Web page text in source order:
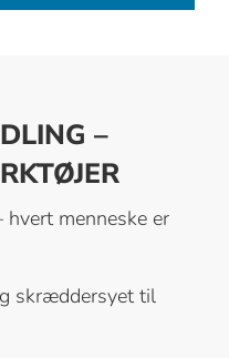
–
hvert menneske er
skræddersyet til